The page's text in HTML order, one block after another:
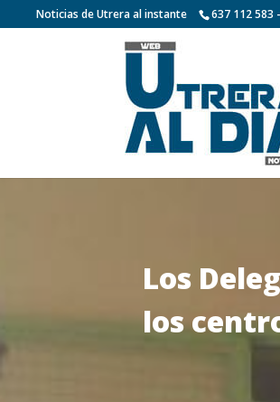
Noticias de Utrera al instante 637 112 583
Los
los